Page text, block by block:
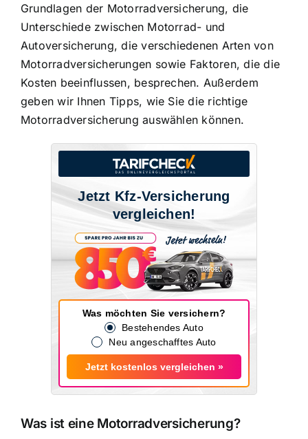
Grundlagen der Motorradversicherung, die
Unterschiede zwischen Motorrad- und
Autoversicherung, die verschiedenen Arten von
Motorradversicherungen sowie Faktoren, die die
Kosten beeinflussen, besprechen. Außerdem
geben wir Ihnen Tipps, wie Sie die richtige
Motorradversicherung auswählen können.
Jetzt Kfz-Versicherung
vergleichen!
Was möchten Sie versichern?
Bestehendes Auto
Neu angeschafftes Auto
Jetzt kostenlos vergleichen »
Was ist eine Motorradversicherung?